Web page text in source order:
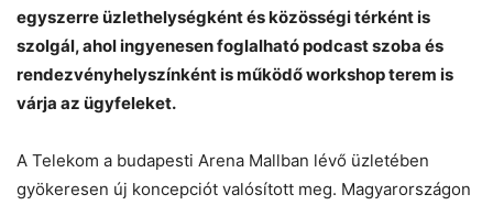
egyszerre üzlethelységként és közösségi térként is
szolgál, ahol ingyenesen foglalható podcast szoba és
rendezvényhelyszínként is működő workshop terem is
várja az ügyfeleket.
A Telekom a budapesti Arena Mallban lévő üzletében
gyökeresen új koncepciót valósított meg. Magyarországon